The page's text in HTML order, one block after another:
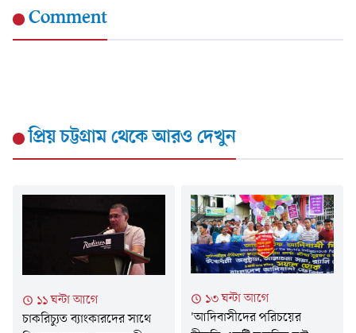
Comment
প্রিয় চট্টগ্রামথেকে আরও দেখুন
১১ ঘন্টা আগে
চাকরিচ্যুত ব্যাংকারদের সাথে
১৩ ঘন্টা আগে
'আদিবাসীদের পরিচয়ের